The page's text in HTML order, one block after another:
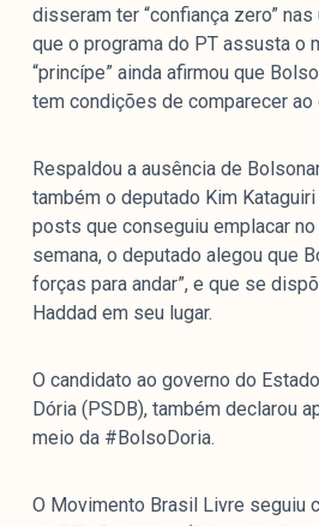
disseram ter “confiança zero”
que o programa do PT assusta o
“princípe” ainda afirmou que
tem condições de comparecer ao
Respaldou a ausência de
também o deputado Kim
posts que conseguiu emplacar
semana, o deputado alegou que
forças para andar”, e que se
Haddad em seu lugar.
O candidato ao governo do
Dória (PSDB), também declarou
meio da #BolsoDoria.
O Movimento Brasil Livre seguiu